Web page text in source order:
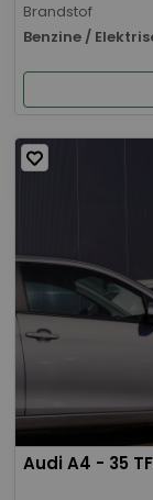
Brandstof
Benzine /
Audi A4 - 35